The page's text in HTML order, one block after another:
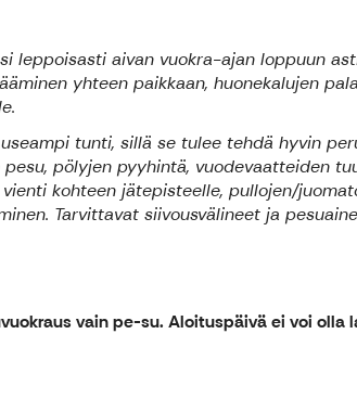
leppoisasti aivan vuokra-ajan loppuun
yhteen paikkaan, huonekalujen
tunti, sillä se tulee tehdä hyvin
pölyjen pyyhintä, vuodevaatteiden
kohteen jätepisteelle, pullojen/
Tarvittavat siivousvälineet ja
vain pe-su. Aloituspäivä ei voi olla